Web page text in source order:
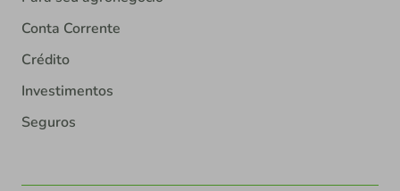
Conta Corrente
Crédito
Investimentos
Seguros